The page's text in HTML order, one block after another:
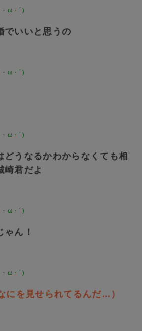
ω・´)
でいいと思うの
ω・´)
ω・´)
どうなるかわからなくても相
崎君だよ
ω・´)
ん！
ω・´)
にを見せられてるんだ…）